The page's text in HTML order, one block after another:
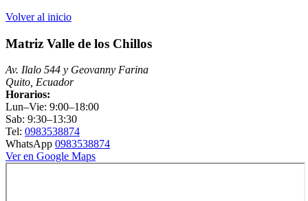
Volver al inicio
Matriz Valle de los Chillos
Av. Ilalo 544 y Geovanny Farina
Quito, Ecuador
Horarios:
Lun–Vie: 9:00–18:00
Sab: 9:30–13:30
Tel: 0983538874
WhatsApp 0983538874
Ver en Google Maps